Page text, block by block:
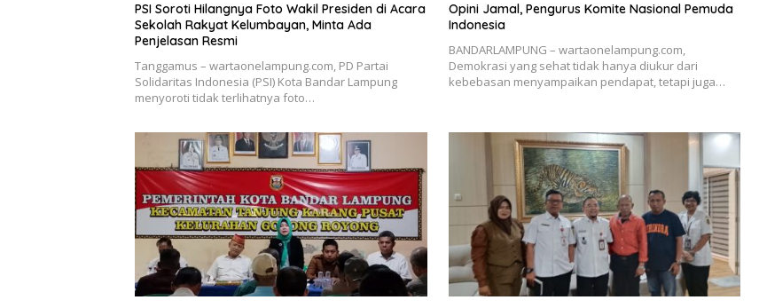
PSI Soroti Hilangnya Foto Wakil Presiden di Acara
Sekolah Rakyat Kelumbayan, Minta Ada
Penjelasan Resmi
Tanggamus – wartaonelampung.com, PD Partai
Solidaritas Indonesia (PSI) Kota Bandar Lampung
menyoroti tidak terlihatnya foto…
Opini Jamal, Pengurus Komite Nasional Pemuda
Indonesia
BANDARLAMPUNG – wartaonelampung.com,
Demokrasi yang sehat tidak hanya diukur dari
kebebasan menyampaikan pendapat, tetapi juga…